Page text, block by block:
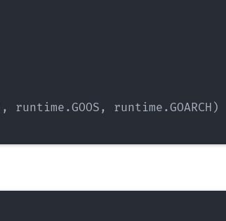
, runtime .GOOS , runtime .GOARCH )